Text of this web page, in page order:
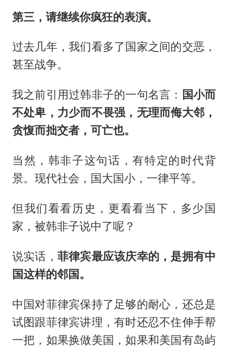
第三，请继续你疯狂的表演。
过去几年，我们看多了国家之间的交恶，
甚至战争。
我之前引用过韩非子的一句名言： 国小而
不处卑，力少而不畏强，无理而侮大邻，
贪愎而拙交者，可亡也。
当然，韩非子这句话，有特定的时代背
景。现代社会，国大国小，一律平等。
但我们看看历史，更看看当下，多少国
家，被韩非子说中了呢？
说实话， 菲律宾最应该庆幸的，是拥有中
国这样的邻国。
中国对菲律宾保持了足够的耐心，还总是
试图跟菲律宾讲理，有时还忍不住伸手帮
一把，如果换做美国，如果和美国有岛屿